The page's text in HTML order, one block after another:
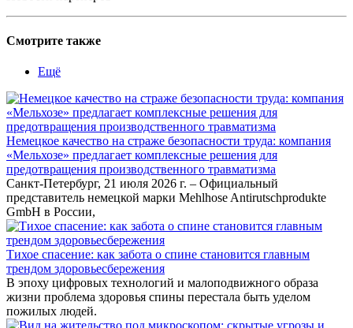
Смотрите также
Ещё
Немецкое качество на страже безопасности труда: компания
«Мельхозе» предлагает комплексные решения для
предотвращения производственного травматизма
Санкт-Петербург, 21 июля 2026 г. – Официальный
представитель немецкой марки Mehlhose Antirutschprodukte
GmbH в России,
Тихое спасение: как забота о спине становится главным
трендом здоровьесбережения
В эпоху цифровых технологий и малоподвижного образа
жизни проблема здоровья спины перестала быть уделом
пожилых людей.